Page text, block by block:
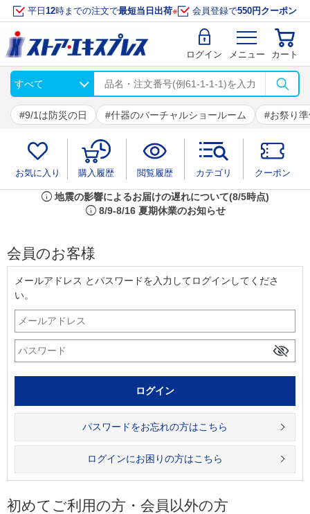
平日 12時までの注文で最短当日出荷※ 会員登録で550円クーポン
ログイン メニュー カート
9/1は防災の日 什器のバーチャルショールーム お祭り
お気に入り 購入履歴 閲覧履歴 カテゴリ クーポン
info 地震の影響によるお届けの遅れについて(8/5時点)
info 8/9-8/16 夏期休業のお知らせ
会員のお客様
メールアドレス とパスワードを入力してログインしてくださ
い。
パスワードをお忘れの方はこちら
ログインにお困りの方はこちら
初めてご利用の方・会員以外の方